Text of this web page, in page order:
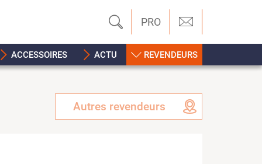
PRO
ACCESSOIRES ACTU REVENDEURS
Autres revendeurs